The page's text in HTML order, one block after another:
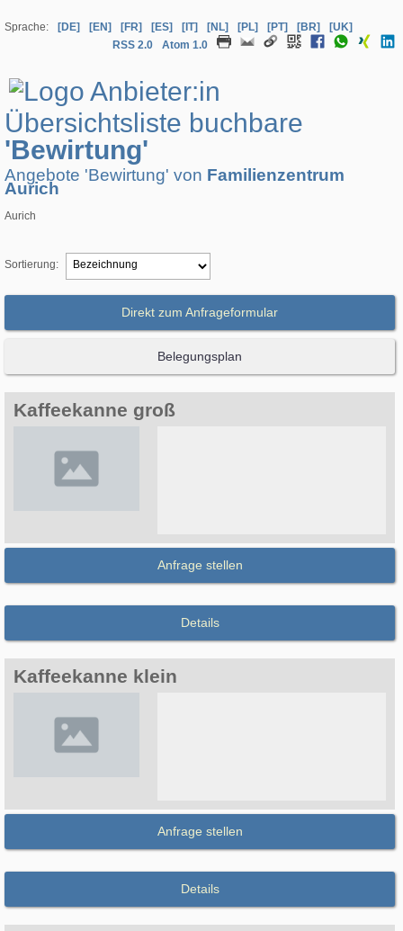
Sprache: [DE] [EN] [FR] [ES] [IT] [NL] [PL] [PT] [BR]
[UK]
RSS 2.0
Atom 1.0
Übersichtsliste buchbare
'Bewirtung'
Angebote 'Bewirtung' von Familienzentrum
Aurich
Aurich
Sortierung:
Direkt zum Anfrageformular
Belegungsplan
Kaffeekanne groß
Anfrage stellen
Details
Kaffeekanne klein
Anfrage stellen
Details